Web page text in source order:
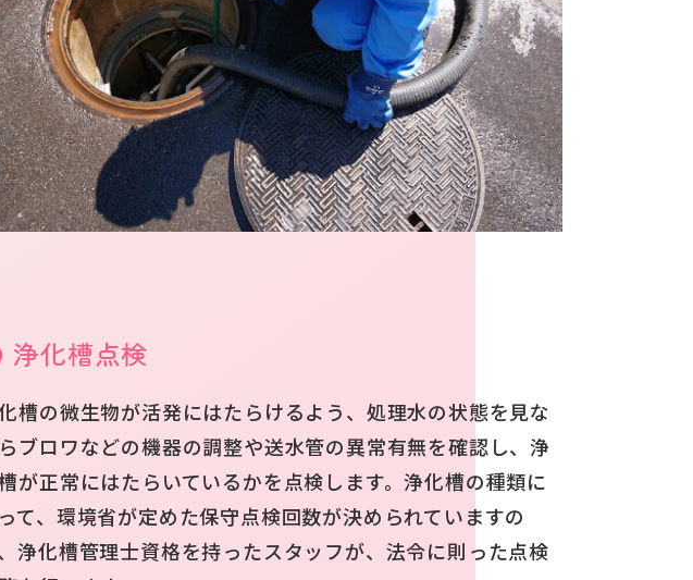
化槽点検
槽の微生物が活発にはたらけるよう、処理水の状態を見な
ブロワなどの機器の調整や送水管の異常有無を確認し、浄
が正常にはたらいているかを点検します。浄化槽の種類に
て、環境省が定めた保守点検回数が決められていますの
浄化槽管理士資格を持ったスタッフが、法令に則った点検